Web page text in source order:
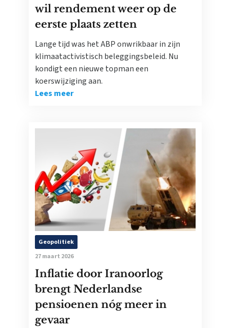
wil rendement weer op de
eerste plaats zetten
Lange tijd was het ABP onwrikbaar in zijn
klimaatactivistisch beleggingsbeleid. Nu
kondigt een nieuwe topman een
koerswijziging aan.
Lees meer
Geopolitiek
27 maart 2026
Inflatie door Iranoorlog
brengt Nederlandse
pensioenen nóg meer in
gevaar